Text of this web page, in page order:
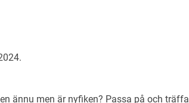
ännu men är nyfiken? Passa på och träffa